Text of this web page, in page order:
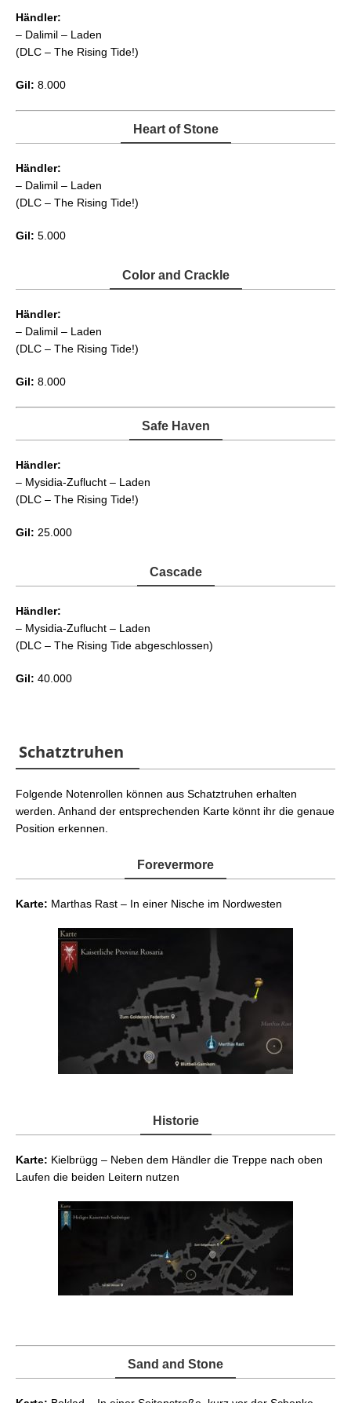
Händler:
– Dalimil – Laden
(DLC – The Rising Tide!)
Gil: 8.000
Heart of Stone
Händler:
– Dalimil – Laden
(DLC – The Rising Tide!)
Gil: 5.000
Color and Crackle
Händler:
– Dalimil – Laden
(DLC – The Rising Tide!)
Gil: 8.000
Safe Haven
Händler:
– Mysidia-Zuflucht – Laden
(DLC – The Rising Tide!)
Gil: 25.000
Cascade
Händler:
– Mysidia-Zuflucht – Laden
(DLC – The Rising Tide abgeschlossen)
Gil: 40.000
Schatztruhen
Folgende Notenrollen können aus Schatztruhen erhalten
werden. Anhand der entsprechenden Karte könnt ihr die genaue
Position erkennen.
Forevermore
Karte: Marthas Rast – In einer Nische im Nordwesten
Historie
Karte: Kielbrügg – Neben dem Händler die Treppe nach oben
Laufen die beiden Leitern nutzen
Sand and Stone